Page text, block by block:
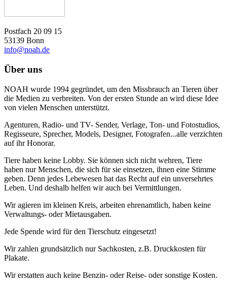
Postfach 20 09 15
53139 Bonn
info@noah.de
Über uns
NOAH wurde 1994 gegründet, um den Missbrauch an Tieren über
die Medien zu verbreiten. Von der ersten Stunde an wird diese Idee
von vielen Menschen unterstützt.
Agenturen, Radio- und TV- Sender, Verlage, Ton- und Fotostudios,
Regisseure, Sprecher, Models, Designer, Fotografen...alle verzichten
auf ihr Honorar.
Tiere haben keine Lobby. Sie können sich nicht wehren, Tiere
haben nur Menschen, die sich für sie einsetzen, ihnen eine Stimme
geben. Denn jedes Lebewesen hat das Recht auf ein unversehrtes
Leben. Und deshalb helfen wir auch bei Vermittlungen.
Wir agieren im kleinen Kreis, arbeiten ehrenamtlich, haben keine
Verwaltungs- oder Mietausgaben.
Jede Spende wird für den Tierschutz eingesetzt!
Wir zahlen grundsätzlich nur Sachkosten, z.B. Druckkosten für
Plakate.
Wir erstatten auch keine Benzin- oder Reise- oder sonstige Kosten.